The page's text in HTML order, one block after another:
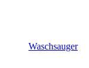
Waschsauger